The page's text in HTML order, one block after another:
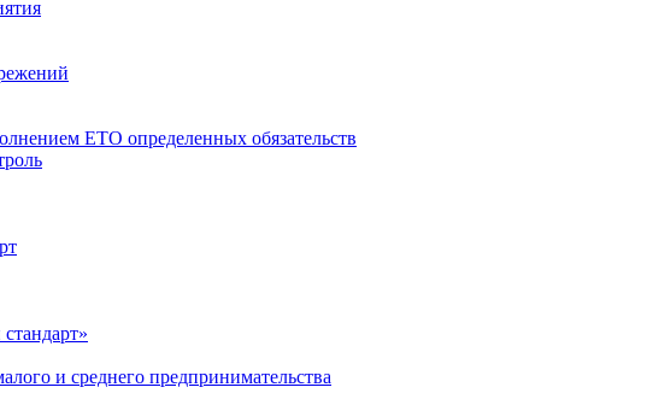
ЕТО определенных обязательств
и среднего предпринимательства